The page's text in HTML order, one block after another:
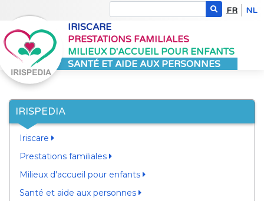
FR NL
IRISCARE
PRESTATIONS FAMILIALES
MILIEUX D'ACCUEIL POUR ENFANTS
SANTÉ ET AIDE AUX PERSONNES
IRISPEDIA
Iriscare
Prestations familiales
Milieux d'accueil pour enfants
Santé et aide aux personnes